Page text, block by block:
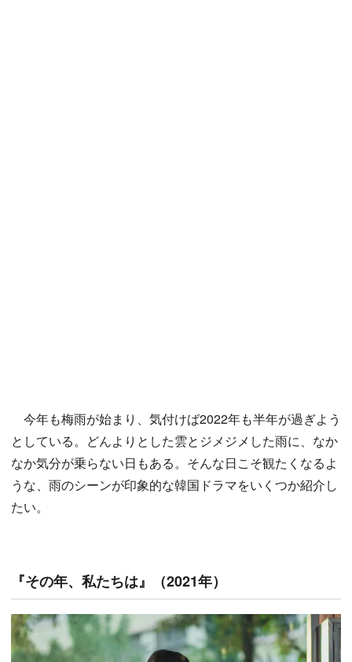
今年も梅雨が始まり、気付けば2022年も半年が過ぎよう
としている。どんよりとした雲とジメジメした雨に、なか
なか気分が乗らない日もある。そんな日こそ観たくなるよ
うな、雨のシーンが印象的な韓国ドラマをいくつか紹介し
たい。
『その年、私たちは』（2021年）